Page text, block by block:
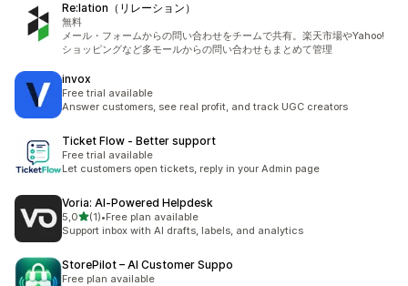
Re:lation（リレーション）
無料
メール・フォームからの問い合わせをチームで共有。楽天市場やYahoo!
ショッピングなど多モールからの問い合わせもまとめて管理
invox
Free trial available
Answer customers, see real profit, and track UGC creators
Ticket Flow ‑ Better support
Free trial available
Let customers open tickets, reply in your Admin page
Voria: AI‑Powered Helpdesk
5,05 yıldız üzerinden
(1)
toplam 1 değerlendirme
•Free plan available
Support inbox with AI drafts, labels, and analytics
StorePilot – AI Customer Suppo
Free plan available